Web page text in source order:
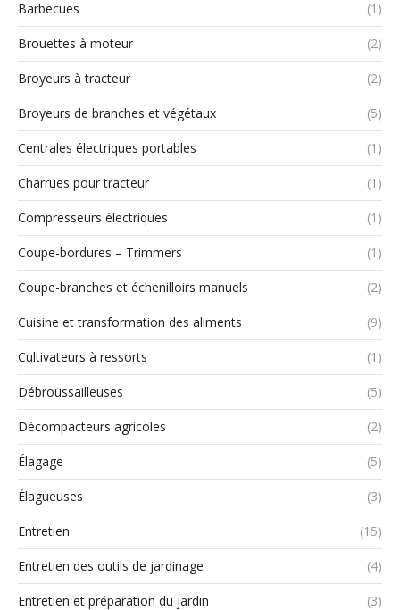
Barbecues (1)
Brouettes à moteur (2)
Broyeurs à tracteur (2)
Broyeurs de branches et végétaux (5)
Centrales électriques portables (1)
Charrues pour tracteur (1)
Compresseurs électriques (1)
Coupe-bordures – Trimmers (1)
Coupe-branches et échenilloirs manuels (2)
Cuisine et transformation des aliments (9)
Cultivateurs à ressorts (1)
Débroussailleuses (5)
Décompacteurs agricoles (2)
Élagage (5)
Élagueuses (3)
Entretien (15)
Entretien des outils de jardinage (4)
Entretien et préparation du jardin (3)